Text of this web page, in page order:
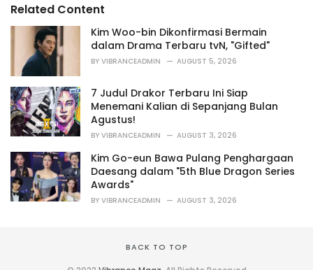
r
i
:Related Content
Kim Woo-bin Dikonfirmasi Bermain
dalam Drama Terbaru tvN, "Gifted"
BY VIBRANCEADMIN AUGUST 5, 2026
7 Judul Drakor Terbaru Ini Siap
Menemani Kalian di Sepanjang Bulan
Agustus!
BY VIBRANCEADMIN AUGUST 3, 2026
Kim Go-eun Bawa Pulang Penghargaan
Daesang dalam "5th Blue Dragon Series
Awards"
BY VIBRANCEADMIN AUGUST 3, 2026
BACK TO TOP